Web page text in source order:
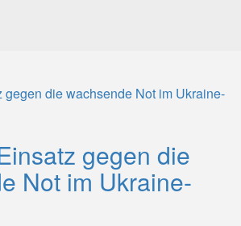
gegen die
Not im Ukraine-